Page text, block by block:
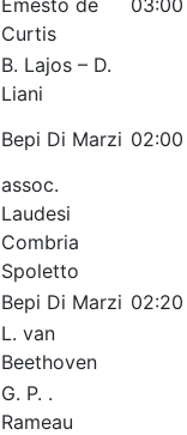
Emesto de
Curtis
03:00
B. Lajos – D.
Liani
Bepi Di Marzi 02:00
assoc.
Laudesi
Combria
Spoletto
Bepi Di Marzi 02:20
L. van
Beethoven
G. P. .
Rameau